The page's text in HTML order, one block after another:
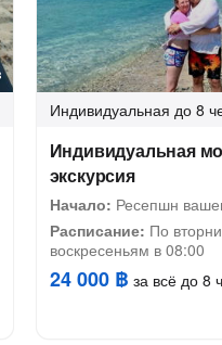
Индивидуальная до 8
Индивидуальная
экскурсия
Начало: Ресепшн
Расписание: По
воскресеньям в 08:00
24 000 ฿ за всё до 8